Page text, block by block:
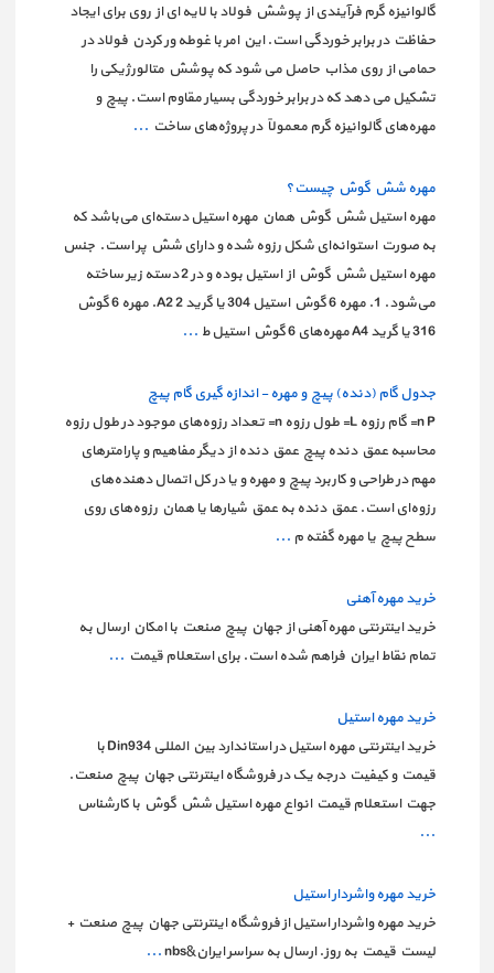
گالوانیزه گرم فرآیندی از پوشش فولاد با لایه ای از روی برای ایجاد
حفاظت در برابر خوردگی است. این امر با غوطه ور کردن فولاد در
حمامی از روی مذاب حاصل می شود که پوشش متالورژیکی را
تشکیل می دهد که در برابر خوردگی بسیار مقاوم است. پیچ‌ و
مهره‌های گالوانیزه گرم معمولاً در پروژه‌های ساخت ...
مهره شش گوش چیست؟
مهره استیل شش گوش همان مهره استیل دسته‌ای می‌باشد که
به صورت استوانه‌ای شکل رزوه شده و دارای شش پر است. جنس
مهره استیل شش گوش از استیل بوده و در 2 دسته زیر ساخته
می‌شود. 1. مهره 6 گوش استیل 304 یا گرید A2 2. مهره 6 گوش
316 یا گرید A4 مهره‌های 6 گوش استیل ط
...
جدول گام (دنده) پیچ و مهره - اندازه گیری گام پیچ
n P= گام رزوه L= طول رزوه n= تعداد رزوه‌های موجود در طول رزوه
محاسبه عمق دنده پیچ عمق دنده از دیگر مفاهیم و پارامترهای
مهم در طراحی و کاربرد پیچ و مهره‌ و یا در کل اتصال دهنده‌های
رزوه‌ای است. عمق دنده به عمق شیارها یا همان رزوه‌های روی
سطح پیچ یا مهره گفته م ...
خرید مهره آهنی
خرید اینترنتی مهره آهنی از جهان پیچ صنعت با امکان ارسال به
تمام نقاط ایران فراهم شده است. برای استعلام قیمت ...
خرید مهره استیل
خرید اینترنتی مهره استیل در استاندارد بین المللی Din934 با
قیمت و کیفیت درجه یک در فروشگاه اینترنتی جهان پیچ صنعت.
جهت استعلام قیمت انواع مهره استیل شش گوش با کارشناس
...
خرید مهره واشردار استیل
خرید مهره واشردار استیل از فروشگاه اینترنتی جهان پیچ صنعت +
لیست قیمت به روز. ارسال به سراسر ایران&nbs
...